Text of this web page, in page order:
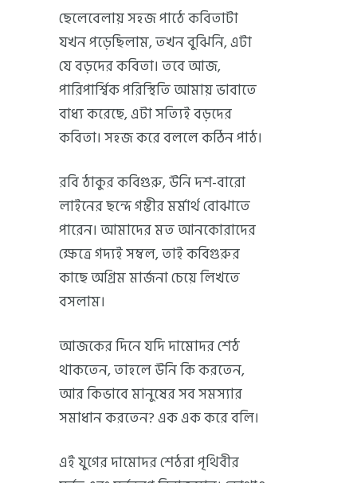
ছেলেবেলায় সহজ পাঠে কবিতাটা
যখন পড়েছিলাম, তখন বুঝিনি, এটা
যে বড়দের কবিতা। তবে আজ,
পারিপার্শ্বিক পরিস্থিতি আমায় ভাবাতে
বাধ্য করেছে, এটা সত্যিই বড়দের
কবিতা। সহজ করে বললে কঠিন পাঠ।
রবি ঠাকুর কবিগুরু, উনি দশ-বারো
লাইনের ছন্দে গম্ভীর মর্মার্থ বোঝাতে
পারেন। আমাদের মত আনকোরাদের
ক্ষেত্রে গদ্যই সম্বল, তাই কবিগুরুর
কাছে অগ্রিম মার্জনা চেয়ে লিখতে
বসলাম।
আজকের দিনে যদি দামোদর শেঠ
থাকতেন, তাহলে উনি কি করতেন,
আর কিভাবে মানুষের সব সমস্যার
সমাধান করতেন? এক এক করে বলি।
এই যুগের দামোদর শেঠরা পৃথিবীর